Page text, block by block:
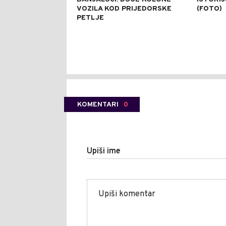
VOZILA KOD PRIJEDORSKE
PETLJE
(FOTO)
KOMENTARI 0
Upiši ime